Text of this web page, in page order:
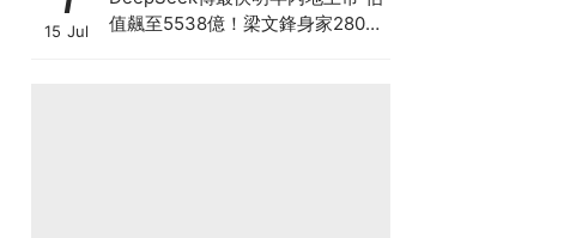
15 Jul
值飆至5538億！梁文鋒身家2800